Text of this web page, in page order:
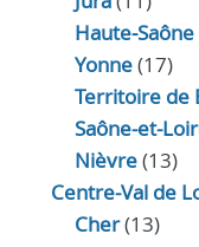
Haute‑Saône
Yonne(17)
Territoire de
Saône-et-
Nièvre(13)
Centre-Val de
Cher(13)